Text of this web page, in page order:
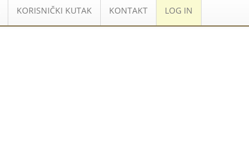
KORISNIČKI KUTAK KONTAKT LOG IN